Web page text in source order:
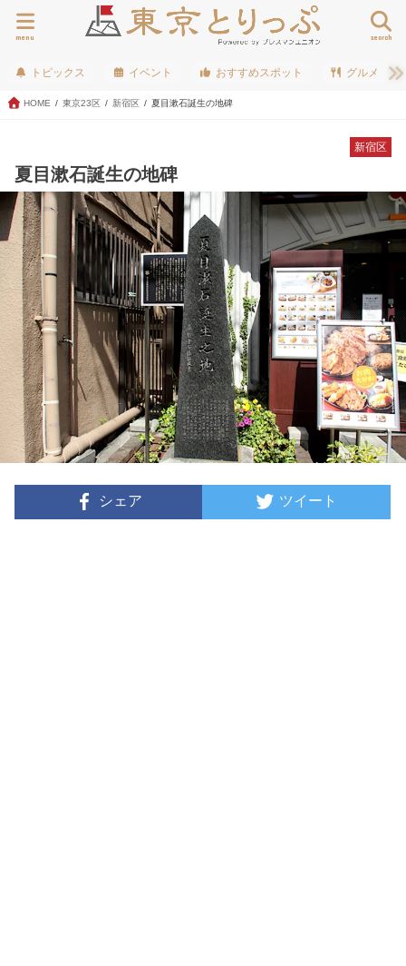
search
menu
トピックス イベント おすすめスポット グルメ
HOME 東京23区 新宿区 夏目漱石誕生の地碑
新宿区
夏目漱石誕生の地碑
シェア ツイート